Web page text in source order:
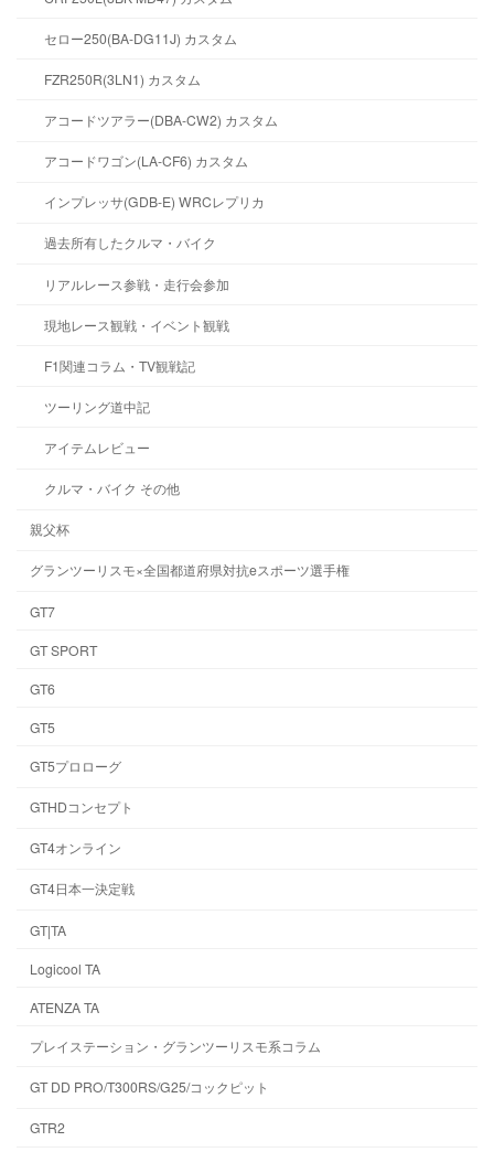
セロー250(BA-DG11J) カスタム
FZR250R(3LN1) カスタム
アコードツアラー(DBA-CW2) カスタム
アコードワゴン(LA-CF6) カスタム
インプレッサ(GDB-E) WRCレプリカ
過去所有したクルマ・バイク
リアルレース参戦・走行会参加
現地レース観戦・イベント観戦
F1関連コラム・TV観戦記
ツーリング道中記
アイテムレビュー
クルマ・バイク その他
親父杯
グランツーリスモ×全国都道府県対抗eスポーツ選手権
GT7
GT SPORT
GT6
GT5
GT5プロローグ
GTHDコンセプト
GT4オンライン
GT4日本一決定戦
GT|TA
Logicool TA
ATENZA TA
プレイステーション・グランツーリスモ系コラム
GT DD PRO/T300RS/G25/コックピット
GTR2